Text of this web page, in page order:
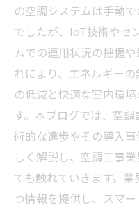
の空調システムは手動
でしたが、IoT技術やセ
ムでの運用状況の把握
れにより、エネルギー
の低減と快適な室内環
す。本ブログでは、空
術的な進歩やその導入
しく解説し、空調工事
ても触れていきます。
つ情報を提供し、スマ